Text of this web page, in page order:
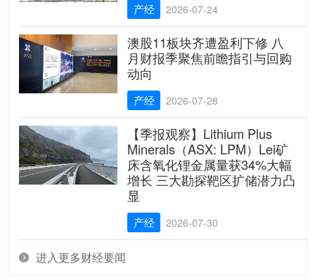
产经 2026-07-24
澳股11板块齐遭盈利下修 八
月财报季聚焦前瞻指引与回购
动向
产经 2026-07-28
【季报观察】Lithium Plus
Minerals（ASX: LPM）Lei矿
床含氧化锂金属量获34%大幅
增长 三大勘探靶区扩储潜力凸
显
产经 2026-07-30
 进入更多财经要闻